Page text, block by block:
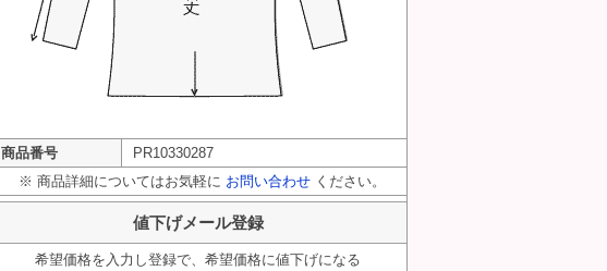
商品番号
PR10330287
※ 商品詳細についてはお気軽に お問い合わせ ください。
値下げメール登録
希望価格を入力し登録で、希望価格に値下げになる